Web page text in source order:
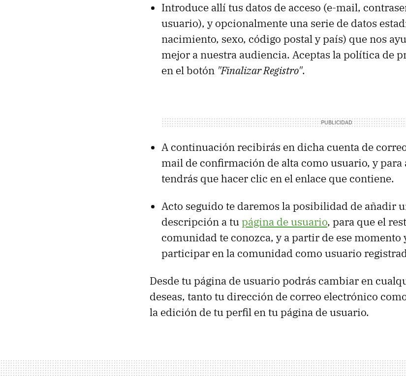
Introduce allí tus datos de acceso (e-mail,
usuario), y opcionalmente una serie de datos
nacimiento, sexo, código postal y país) que nos
mejor a nuestra audiencia. Aceptas la política de
en el botón "Finalizar Registro".
A continuación recibirás en dicha cuenta de
mail de confirmación de alta como usuario, y para
tendrás que hacer clic en el enlace que contiene.
Acto seguido te daremos la posibilidad de añadir
descripción a tupágina de usuario, para que el
comunidad te conozca, y a partir de ese momento
participar en la comunidad como usuario
Desde tu página de usuario podrás cambiar en
deseas, tanto tu dirección de correo electrónico
la edición de tu perfil en tu página de usuario.